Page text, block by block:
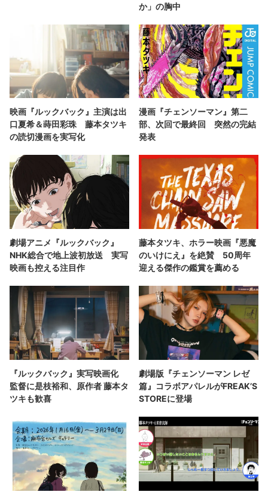
か」の胸中
映画『ルックバック』主演は出
口夏希＆蒔田彩珠 藤本タツキ
の読切漫画を実写化
漫画『チェンソーマン』第二
部、次回で最終回 突然の完結
発表
劇場アニメ『ルックバック』
NHK総合で地上波初放送 実写
映画も控える注目作
藤本タツキ、ホラー映画『悪魔
のいけにえ』を絶賛 50周年
迎える傑作の鑑賞を薦める
『ルックバック』実写映画化
監督に是枝裕和、原作者 藤本タ
ツキも歓喜
劇場版『チェンソーマン レゼ
篇』コラボアパレルがFREAK’S
STOREに登場